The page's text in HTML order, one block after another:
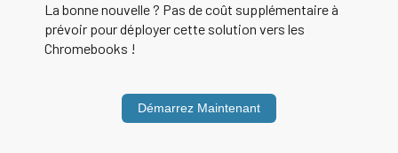
La bonne nouvelle ? Pas de coût supplémentaire à
prévoir pour déployer cette solution vers les
Chromebooks !
Démarrez Maintenant